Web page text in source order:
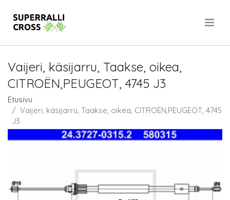
Vaijeri, käsijarru, Taakse, oikea,
CITROËN,PEUGEOT, 4745 J3
Etusivu
Vaijeri, käsijarru, Taakse, oikea, CITROËN,PEUGEOT, 4745
J3